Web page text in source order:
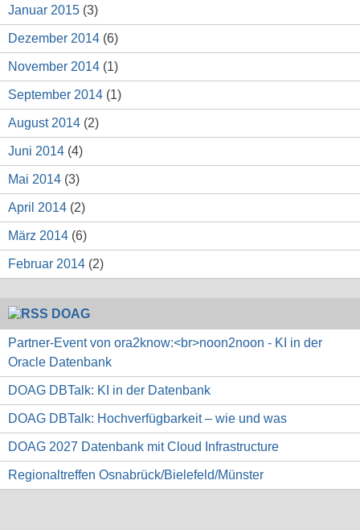
Januar 2015 (3)
Dezember 2014 (6)
November 2014 (1)
September 2014 (1)
August 2014 (2)
Juni 2014 (4)
Mai 2014 (3)
April 2014 (2)
März 2014 (6)
Februar 2014 (2)
DOAG
Partner-Event von ora2know:<br>noon2noon - KI in der
Oracle Datenbank
DOAG DBTalk: KI in der Datenbank
DOAG DBTalk: Hochverfügbarkeit – wie und was
DOAG 2027 Datenbank mit Cloud Infrastructure
Regionaltreffen Osnabrück/Bielefeld/Münster